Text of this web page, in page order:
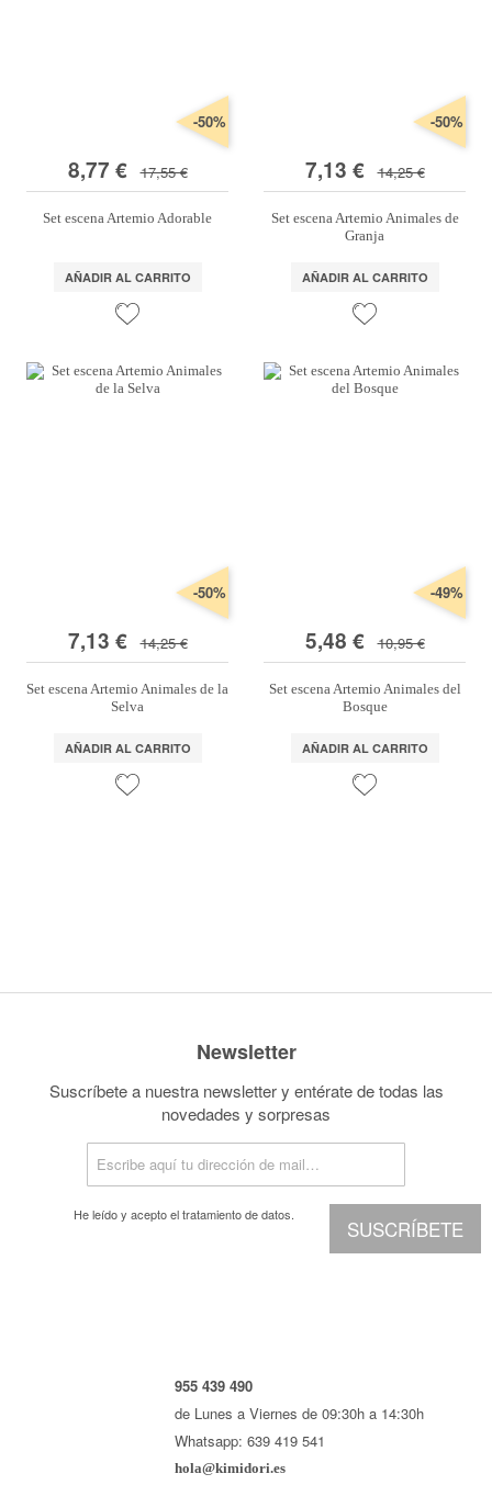
8,77 € 17,55 €
-50%
Set escena Artemio Adorable
AÑADIR AL CARRITO
7,13 € 14,25 €
-50%
Set escena Artemio Animales de
Granja
AÑADIR AL CARRITO
7,13 € 14,25 €
-50%
Set escena Artemio Animales de la
Selva
AÑADIR AL CARRITO
5,48 € 10,95 €
-49%
Set escena Artemio Animales del
Bosque
AÑADIR AL CARRITO
Newsletter
Suscríbete a nuestra newsletter y entérate de todas las
novedades y sorpresas
SUSCRÍBETE
He leído y acepto eltratamiento de datos.
955 439 490
de Lunes a Viernes de 09:30h a 14:30h
Whatsapp: 639 419 541
hola@kimidori.es